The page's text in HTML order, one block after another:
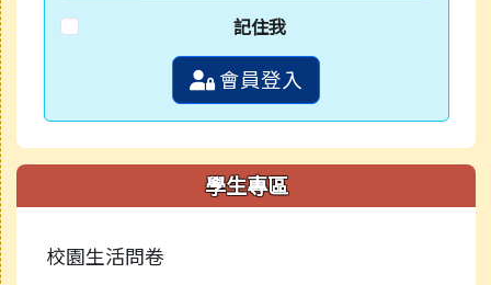
記住我
會員登入
學生專區
校園生活問卷